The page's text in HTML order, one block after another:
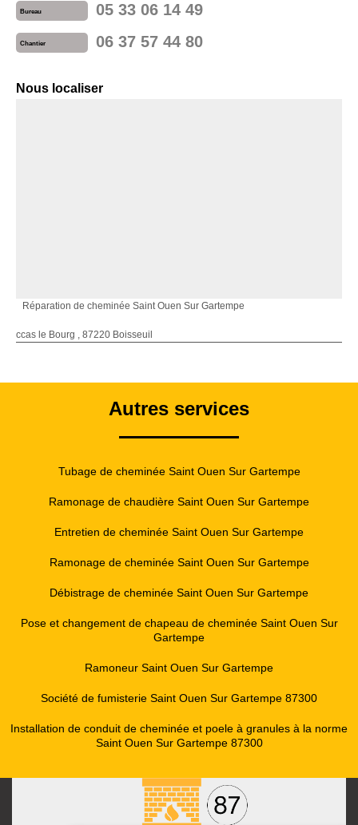
Bureau 05 33 06 14 49
Chantier 06 37 57 44 80
Nous localiser
Réparation de cheminée Saint Ouen Sur Gartempe
ccas le Bourg , 87220 Boisseuil
Autres services
Tubage de cheminée Saint Ouen Sur Gartempe
Ramonage de chaudière Saint Ouen Sur Gartempe
Entretien de cheminée Saint Ouen Sur Gartempe
Ramonage de cheminée Saint Ouen Sur Gartempe
Débistrage de cheminée Saint Ouen Sur Gartempe
Pose et changement de chapeau de cheminée Saint Ouen Sur
Gartempe
Ramoneur Saint Ouen Sur Gartempe
Société de fumisterie Saint Ouen Sur Gartempe 87300
Installation de conduit de cheminée et poele à granules à la norme
Saint Ouen Sur Gartempe 87300